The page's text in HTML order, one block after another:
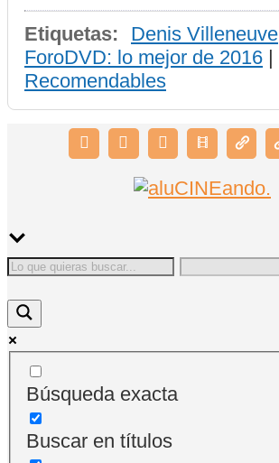
Etiquetas: Denis Villeneuve
ForoDVD: lo mejor de 2016 |
Recomendables
Búsqueda exacta
Buscar en títulos